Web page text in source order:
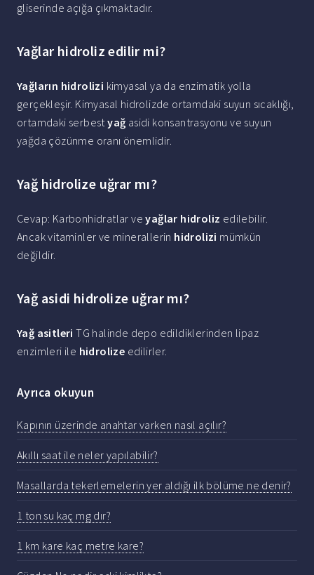
gliserinde açığa çıkmaktadır.
Yağlar hidroliz edilir mi?
Yağların hidrolizi kimyasal ya da enzimatik yolla
gerçekleşir. Kimyasal hidrolizde ortamdaki suyun sıcaklığı,
ortamdaki serbestyağ asidi konsantrasyonu ve suyun
yağda çözünme oranı önemlidir.
Yağ hidrolize uğrar mı?
Cevap: Karbonhidratlar veyağlar hidroliz edilebilir.
Ancak vitaminler ve minerallerin hidrolizi mümkün
değildir.
Yağ asidi hidrolize uğrar mı?
Yağ asitleri TG halinde depo edildiklerinden lipaz
enzimleri ile hidrolize edilirler.
Ayrıca okuyun
Kapının üzerinde anahtar varken nasıl açılır?
Akıllı saat ile neler yapılabilir?
Masallarda tekerlemelerin yer aldığı ilk bölüme ne denir?
1 ton su kaç mg dır?
1 km kare kaç metre kare?